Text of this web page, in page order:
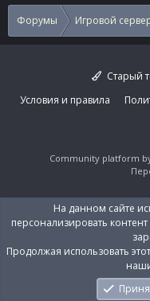
Форумы Игровой
Старый
Условия и правила
Community platform
На данном сайте
персонализировать
Продолжая использовать